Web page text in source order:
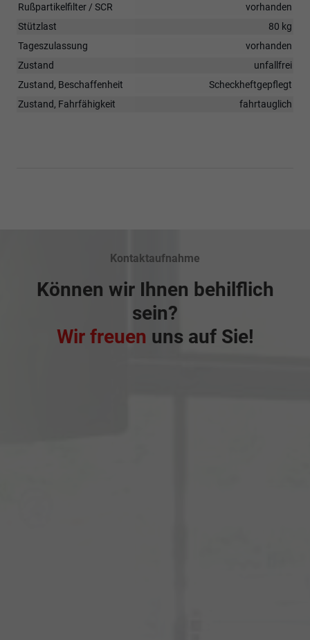
Rußpartikelfilter / SCR
vorhanden
Stützlast
80 kg
Tageszulassung
vorhanden
Zustand
unfallfrei
Zustand, Beschaffenheit
Scheckheftgepflegt
Zustand, Fahrfähigkeit
fahrtauglich
Kontaktaufnahme
Können wir Ihnen behilflich
sein?
Wir freuen uns auf Sie!